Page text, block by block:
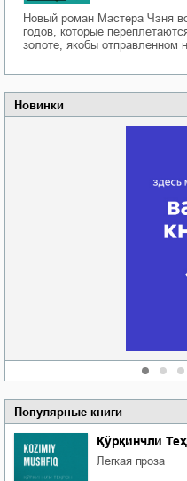
Новинки
Популярные книги
Қўрқинчли
легкая проза
Новый роман Мастера Чэня
годов, которые
золоте, якобы отправленном